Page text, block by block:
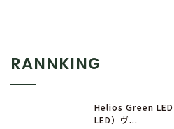
RANNKING
Helios Green LED
LED）ヴ...